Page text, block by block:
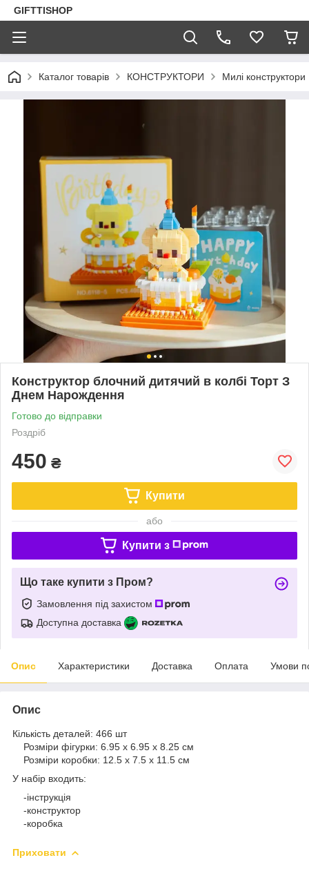
GIFTTISHOP
Каталог товарів КОНСТРУКТОРИ Милі конструктори
Конструктор блочний дитячий в колбі Торт З
Днем Нарождення
Готово до відправки
Роздріб
450 ₴
Купити
або
Купити з
Що таке купити з Пром?
Замовлення під захистом
Доступна доставка
Опис Характеристики Доставка Оплата Умови
Опис
Кількість деталей: 466 шт
Розміри фігурки: 6.95 х 6.95 х 8.25 см
Розміри коробки: 12.5 х 7.5 х 11.5 см
У набір входить:
-інструкція
-конструктор
-коробка
Приховати